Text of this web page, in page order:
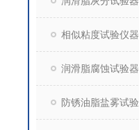
相似粘度试验仪器
润滑脂腐蚀试验器
防锈油脂盐雾试验